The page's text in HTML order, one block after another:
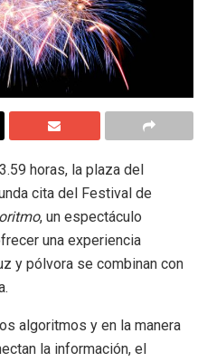
horas, la plaza del
cita del Festival de
, un espectáculo
una experiencia
y pólvora se combinan con
algoritmos y en la manera
la información, el